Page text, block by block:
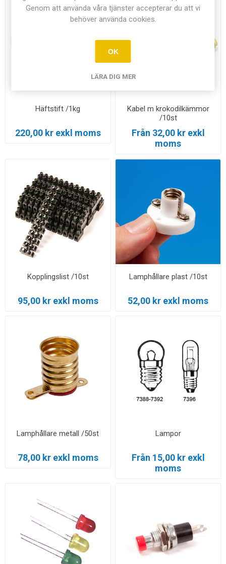
Häftstift /1kg
220,00 kr exkl moms
Kabel m krokodilkämmor
/10st
Från 32,00 kr exkl
moms
Kopplingslist /10st
95,00 kr exkl moms
Lamphållare plast /10st
52,00 kr exkl moms
Lamphållare metall /50st
78,00 kr exkl moms
Lampor
Från 15,00 kr exkl
moms
Genom att använda våra tjänster accepterar du att vi
behöver använda cookies.
OK
LÄRA DIG MER